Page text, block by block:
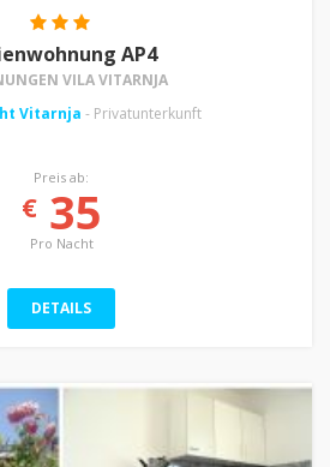
AP4
VILA VITARNJA
Vitarnja - Privatunterkunft
Preis ab:
€35
Pro Nacht
DETAILS